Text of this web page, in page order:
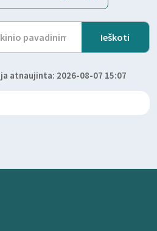
atnaujinta: 2026-08-07 15:07